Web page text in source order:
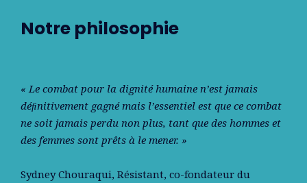
Notre philosophie
« Le combat pour la dignité humaine n’est jamais
déﬁnitivement gagné mais l’essentiel est que ce combat
ne soit jamais perdu non plus, tant que des hommes et
des femmes sont prêts à le mener. »
Sydney Chouraqui, Résistant, co-fondateur du